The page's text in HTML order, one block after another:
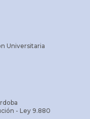
Universitaria
- Ley 9.880